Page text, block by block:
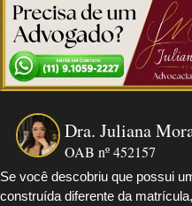
Dra. Juliana
OAB nº 452157
Se você descobriu que possui
construída diferente da